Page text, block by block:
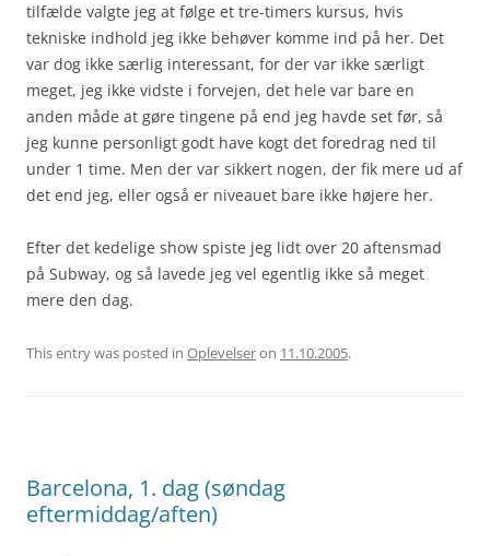
tilfælde valgte jeg at følge et tre-timers kursus, hvis
tekniske indhold jeg ikke behøver komme ind på her. Det
var dog ikke særlig interessant, for der var ikke særligt
meget, jeg ikke vidste i forvejen, det hele var bare en
anden måde at gøre tingene på end jeg havde set før, så
jeg kunne personligt godt have kogt det foredrag ned til
under 1 time. Men der var sikkert nogen, der fik mere ud af
det end jeg, eller også er niveauet bare ikke højere her.
Efter det kedelige show spiste jeg lidt over 20 aftensmad
på Subway, og så lavede jeg vel egentlig ikke så meget
mere den dag.
This entry was posted in Oplevelseron 11.10.2005.
Barcelona, 1. dag (søndag
eftermiddag/aften)